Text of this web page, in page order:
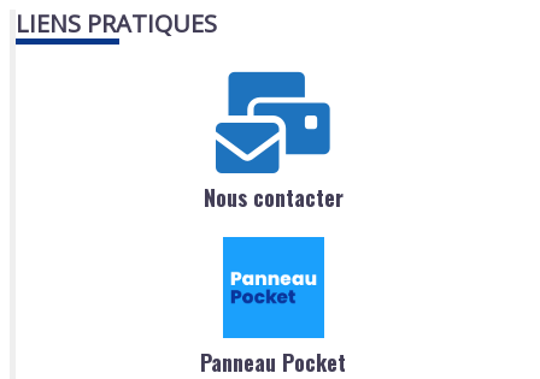
LIENS PRATIQUES
Nous contacter
Panneau Pocket